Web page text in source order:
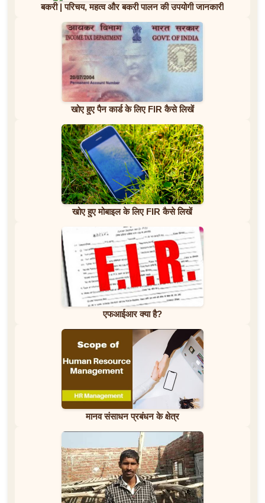
बकरी | परिचय, महत्व और बकरी पालन की उपयोगी जानकारी
खोए हुए पैन कार्ड के लिए FIR कैसे लिखें
खोए हुए मोबाइल के लिए FIR कैसे लिखें
एफआईआर क्या है?
मानव संसाधन प्रबंधन के क्षेत्र